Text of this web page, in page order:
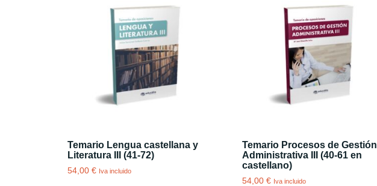
Temario Lengua castellana y
Literatura III (41-72)
54,00 € Iva incluido
Temario Procesos de Gestión
Administrativa III (40-61 en
castellano)
54,00 € Iva incluido